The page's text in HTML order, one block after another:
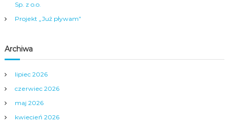
s
u
Sp. z o.o.
Projekt „Już pływam”
Archiwa
lipiec 2026
czerwiec 2026
maj 2026
kwiecień 2026